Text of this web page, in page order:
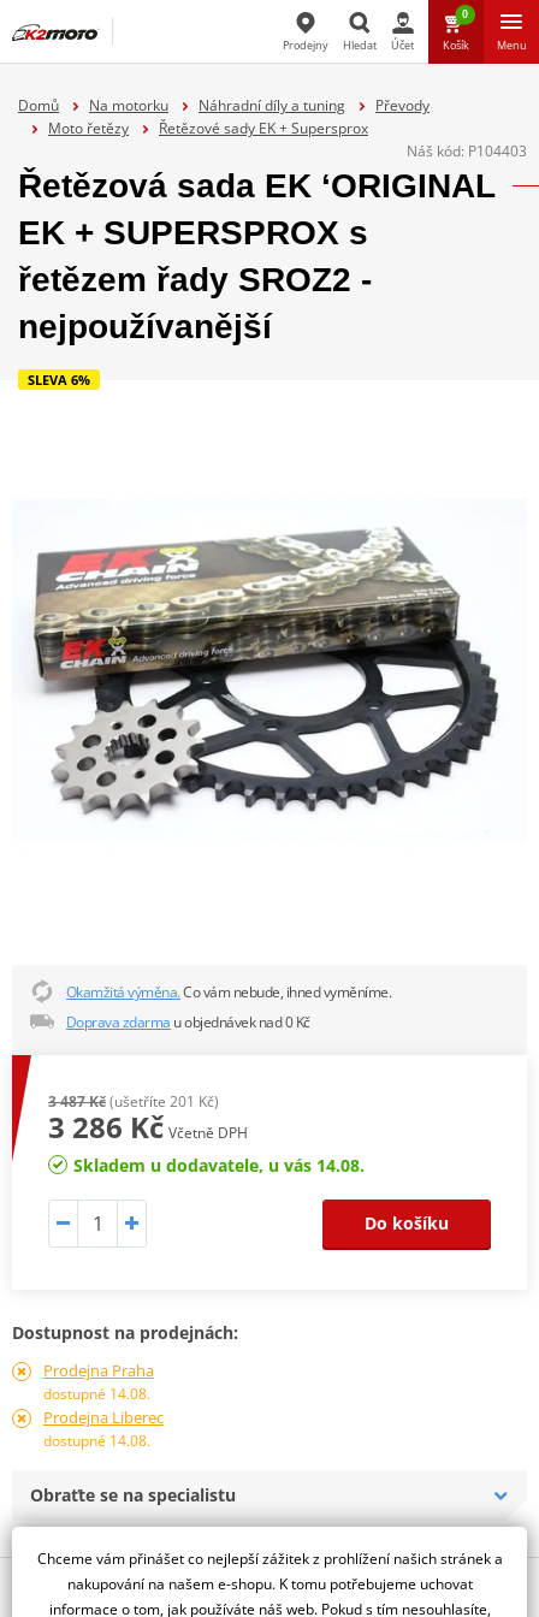
Prodejny Hledat Účet
0
Košík Menu
Domů Na motorku Náhradní díly a tuning
Převody
Moto řetězy
Řetězové sady EK + Supersprox
Náš kód: P104403
Řetězová sada EK ‘ORIGINAL
EK + SUPERSPROX s
řetězem řady SROZ2 -
nejpoužívanější
SLEVA 6%
Okamžitá výměna.Co vám nebude, ihned vyměníme.
Doprava zdarma u objednávek nad 0 Kč
3 487 Kč(ušetříte 201 Kč)
3 286 Kč Včetně DPH
Skladem u dodavatele, u vás 14.08.
Do košíku
Dostupnost na prodejnách:
Prodejna Praha
dostupné 14.08.
Prodejna Liberec
dostupné 14.08.
Obraťte se na specialistu
Popis a parametry
Chceme vám přinášet co nejlepší zážitek z prohlížení našich stránek a
nakupování na našem e-shopu. K tomu potřebujeme uchovat
informace o tom, jak používáte náš web. Pokud s tím nesouhlasíte,